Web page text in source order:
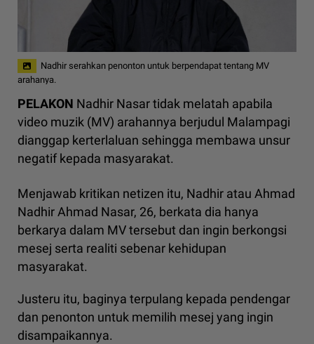
Nadhir serahkan penonton untuk berpendapat tentang MV
arahanya.
PELAKON Nadhir Nasar tidak melatah apabila
video muzik (MV) arahannya berjudul Malampagi
dianggap kerterlaluan sehingga membawa unsur
negatif kepada masyarakat.
Menjawab kritikan netizen itu, Nadhir atau Ahmad
Nadhir Ahmad Nasar, 26, berkata dia hanya
berkarya dalam MV tersebut dan ingin berkongsi
mesej serta realiti sebenar kehidupan
masyarakat.
Justeru itu, baginya terpulang kepada pendengar
dan penonton untuk memilih mesej yang ingin
disampaikannya.